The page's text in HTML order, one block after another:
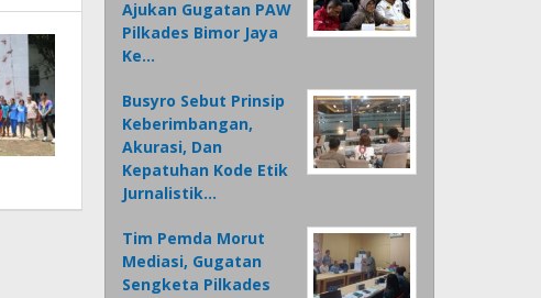
Ajukan Gugatan PAW
Pilkades Bimor Jaya
Ke…
Busyro Sebut Prinsip
Keberimbangan,
Akurasi, Dan
Kepatuhan Kode Etik
Jurnalistik…
Tim Pemda Morut
Mediasi, Gugatan
Sengketa Pilkades